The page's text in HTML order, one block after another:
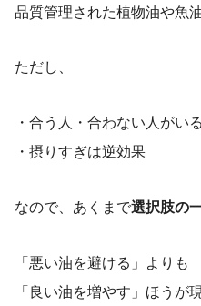
品質管理された植物油や魚
ただし、
・合う人・合わない人がいる
・摂りすぎは逆効果
なので、あくまで選択肢の
「悪い油を避ける」よりも
「良い油を増やす」ほうが